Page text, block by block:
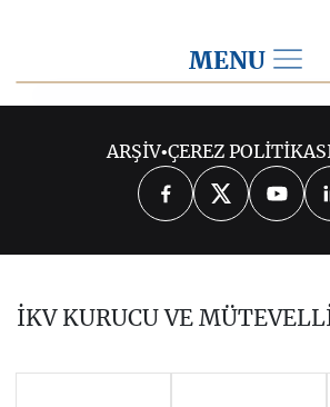
MENU
2026 2025
2023 2022
ARŞİV•ÇEREZ
İKV KURUCU VE